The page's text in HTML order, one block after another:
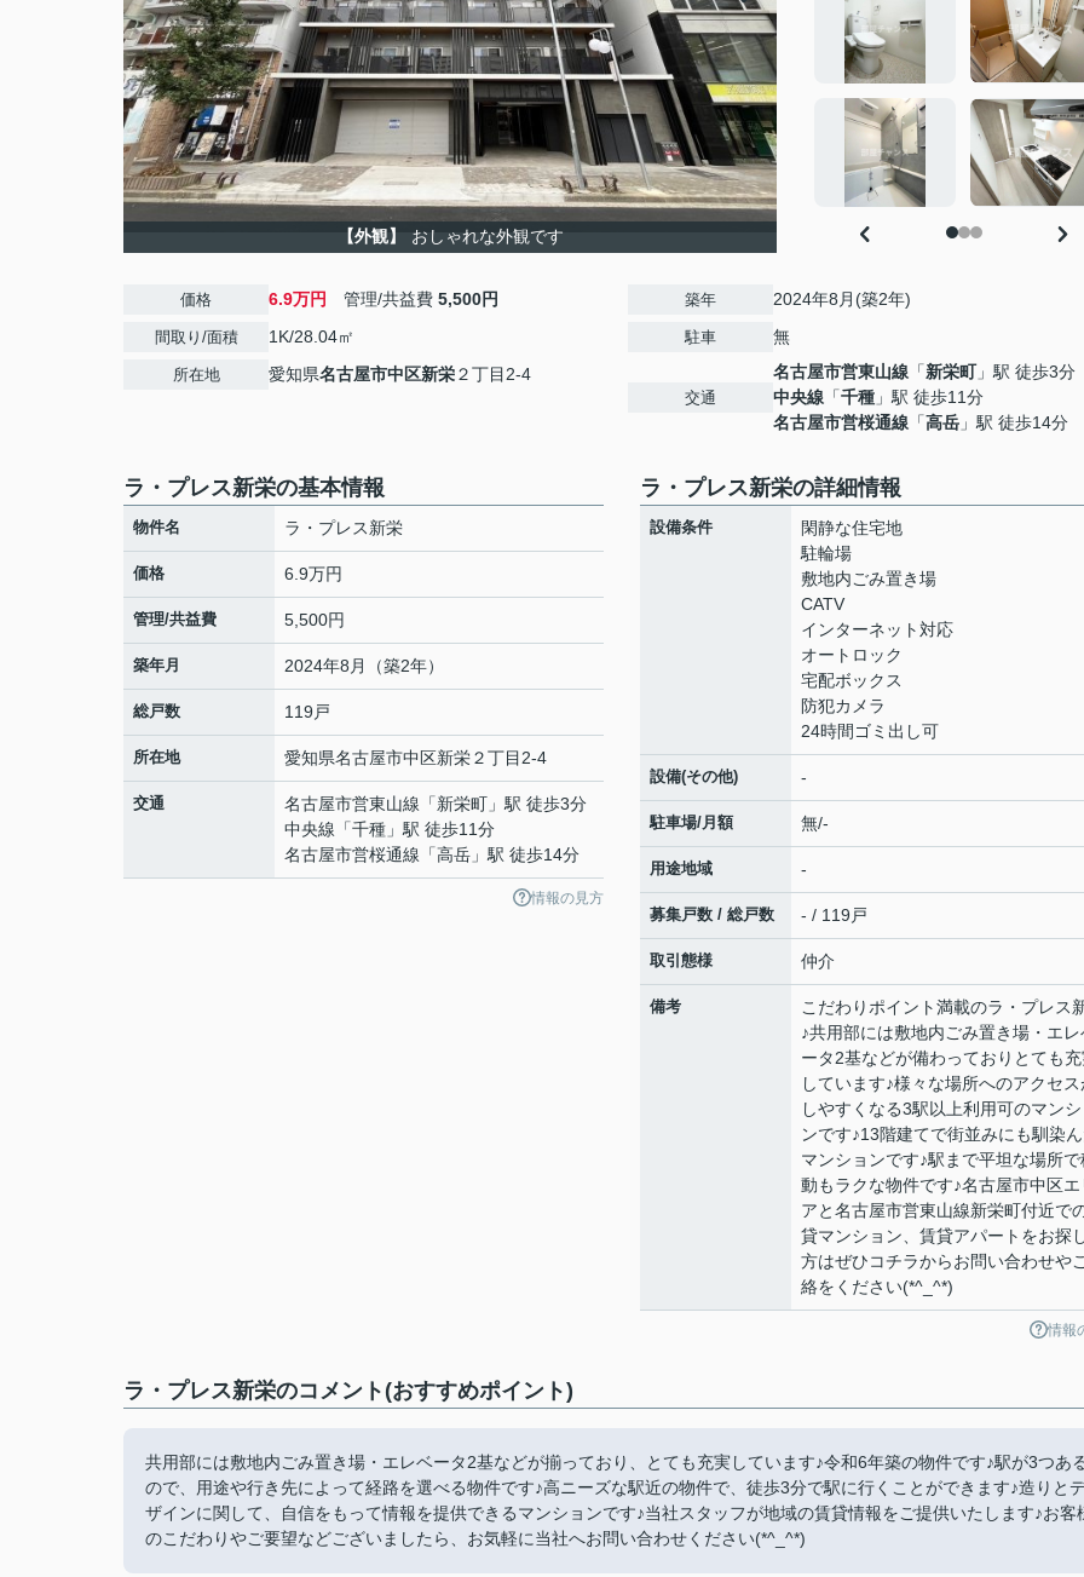
【外観】 おしゃれな外観です
価格 6.9万円 管理/共益費 5,500円
間取り/面積 1K/28.04㎡
所在地 愛知県名古屋市中区新栄２丁目2-4
築年 2024年8月(築2年)
駐車 無
交通
名古屋市営東山線 「新栄町」駅 徒歩3分
中央線 「千種 」駅 徒歩11分
名古屋市営桜通線 「高岳 」駅 徒歩14分
ラ・プレス新栄の基本情報
物件名 ラ・プレス新栄
価格 6.9万円
管理/共益費 5,500円
築年月 2024年8月（築2年）
総戸数 119戸
所在地 愛知県名古屋市中区新栄２丁目2-4
交通 名古屋市営東山線 「新栄町 」駅 徒歩3分
中央線 「千種 」駅 徒歩11分
名古屋市営桜通線 「高岳 」駅 徒歩14分
情報の見方
ラ・プレス新栄の詳細情報
設備条件
閑静な住宅地
駐輪場
敷地内ごみ置き場
CATV
インターネット対応
オートロック
宅配ボックス
防犯カメラ
24時間ゴミ出し可
設備(その他) -
駐車場/月額 無/-
用途地域 -
募集戸数 / 総戸数 - / 119戸
取引態様 仲介
備考
こだわりポイント満載のラ・プレス
♪共用部には敷地内ごみ置き場・エレ
ータ2基などが備わっておりとても
しています♪様々な場所へのアクセス
しやすくなる3駅以上利用可のマンシ
ンです♪13階建てで街並みにも馴染
マンションです♪駅まで平坦な場所で
動もラクな物件です♪名古屋市中区エ
アと名古屋市営東山線新栄町付近で
貸マンション、賃貸アパートをお探
方はぜひコチラからお問い合わせや
絡をください(*^_^*)
情報
ラ・プレス新栄のコメント(おすすめポイント)
共用部には敷地内ごみ置き場・エレベータ2基などが揃っており、とても充実しています♪令和6年築の物件です♪駅が3つあ
ので、用途や行き先によって経路を選べる物件です♪高ニーズな駅近の物件で、徒歩3分で駅に行くことができます♪造りと
ザインに関して、自信をもって情報を提供できるマンションです♪当社スタッフが地域の賃貸情報をご提供いたします♪お客
のこだわりやご要望などございましたら、お気軽に当社へお問い合わせください(*^_^*)